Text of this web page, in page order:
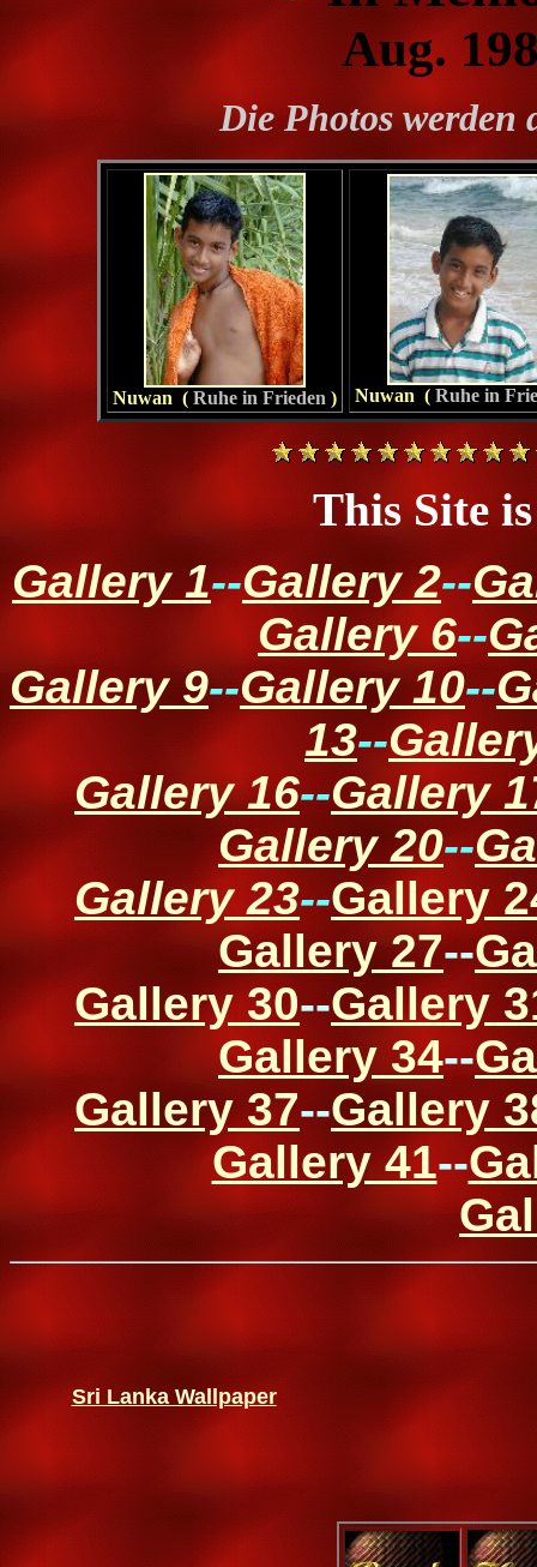
Aug.
Die Photos
Nuwan ( Ruhe in Frieden ) Nuwan ( Ruhe in
This Site
Gallery 1--Gallery 2--
Gallery 6--
Gallery 9--Gallery 10--
13--
Gallery 16--Gallery
Gallery 20--
Gallery 23--Gallery
Gallery 27--
Gallery 30--Gallery
Gallery 34--
Gallery 37--Gallery
Gallery 41--
Sri Lanka Wallpaper